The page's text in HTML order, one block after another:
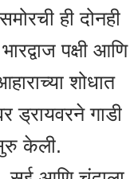
ही दोनही
पक्षी आणि
शोधात
ड्रायवरने गाडी
केली.